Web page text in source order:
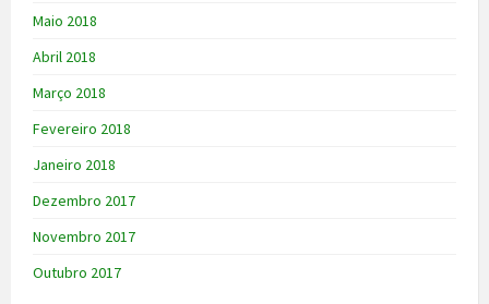
Maio 2018
Abril 2018
Março 2018
Fevereiro 2018
Janeiro 2018
Dezembro 2017
Novembro 2017
Outubro 2017